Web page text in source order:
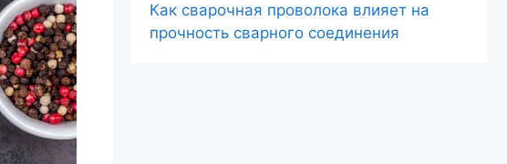
Как сварочная проволока влияет на
прочность сварного соединения